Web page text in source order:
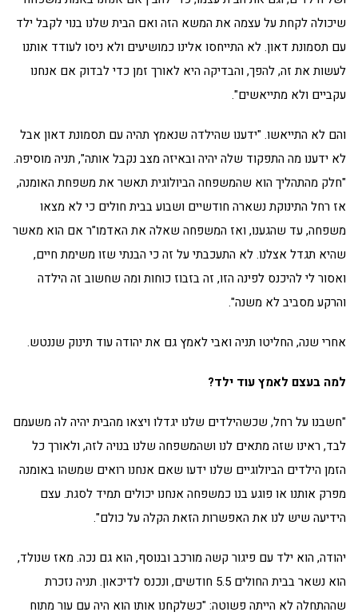
שיכולה לקחת על עצמה את המשא הזה ואם הבית שלנו בנוי לקבל ילד
עם תסמונת דאון. לא התייחסו אלינו כמושיעים ולא ניסו לעודד אותנו
לעשות את זה, להפך, והבדיקה היא לאורך זמן כדי לבדוק אם אנחנו
עקביים ולא מתייאשים".
והם לא התייאשו. "ידענו שהילדה שנאמץ תהיה עם תסמונת דאון אבל
לא ידענו מה התפקוד שלה יהיה ובאיזה מצב נקבל אותה", תניה מוסיפה.
"חלק מהתהליך הוא שהמשפחה הביולוגית תאשר את משפחת האומנה,
אז רחל התינוקת נשארה חודשיים ושבוע בבית חולים כי לא מצאו
משפחה, עד שהגענו, ואז המשפחה שאלה את האדמו"ר אם הוא מאשר
שהיא תגדל אצלנו. לא התעכבתי על זה כי הבנתי שזו משימת חיים,
ואסור לי להיכנס לפינה הזו, זה בזבוז כוחות ומה שחשוב זה הילדה
והרקע מסביב לא משנה".
אחרי שנה, החליטו תניה ואבי לאמץ גם את יהודה עוד תינוק שננטש.
למה בעצם לאמץ עוד ילד?
"חשבנו על רחל, שכשהילדים שלנו יגדלו ויצאו מהבית יהיה לה משעמם
לבד, ראינו שזה מתאים לנו ושהמשפחה שלנו בנויה לזה, ולאורך כל
הזמן הילדים הביולוגיים שלנו ידעו שאם אנחנו רואים שמשהו באומנה
מפרק אותנו או פוגע בנו כמשפחה אנחנו יכולים תמיד לסגת. עצם
הידיעה שיש לנו את האפשרות הזאת הקלה על כולם".
יהודה, הוא ילד עם פיגור קשה מורכב ובנוסף, הוא גם נכה. מאז שנולד,
הוא נשאר בבית החולים 5.5 חודשים, ונכנס לדיכאון. תניה נזכרת
שההתחלה לא הייתה פשוטה: "כשלקחנו אותו הוא היה עם עור מתוח